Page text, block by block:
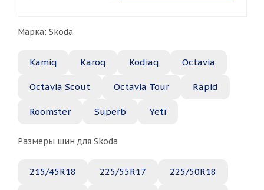
Марка: Skoda
Kamiq Karoq Kodiaq Octavia
Octavia Scout Octavia Tour Rapid
Roomster Superb Yeti
Размеры шин для Skoda
215/45R18 225/55R17 225/50R18